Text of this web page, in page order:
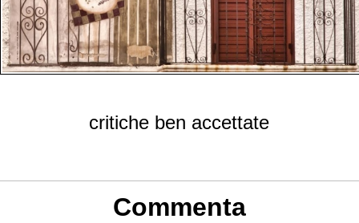
critiche ben accettate
Commenta